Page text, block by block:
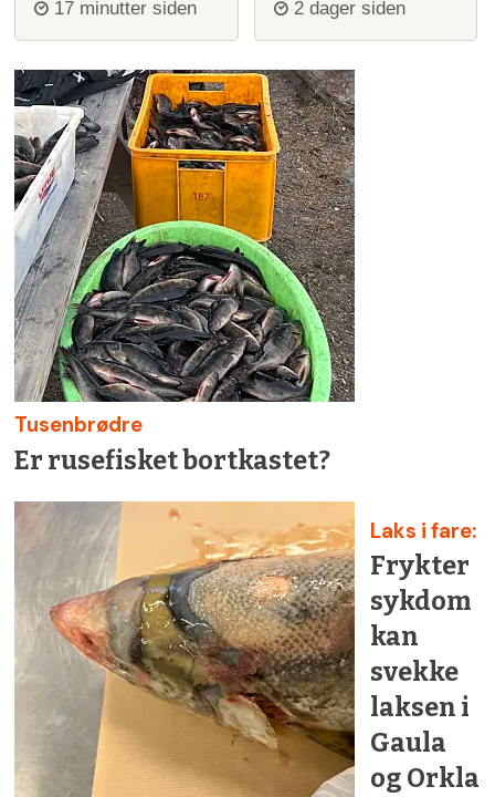
17 minutter siden 2 dager siden
Tusenbrødre
Er rusefisket bortkastet?
Laks i fare:
Frykter
sykdom
kan
svekke
laksen i
Gaula
og Orkla